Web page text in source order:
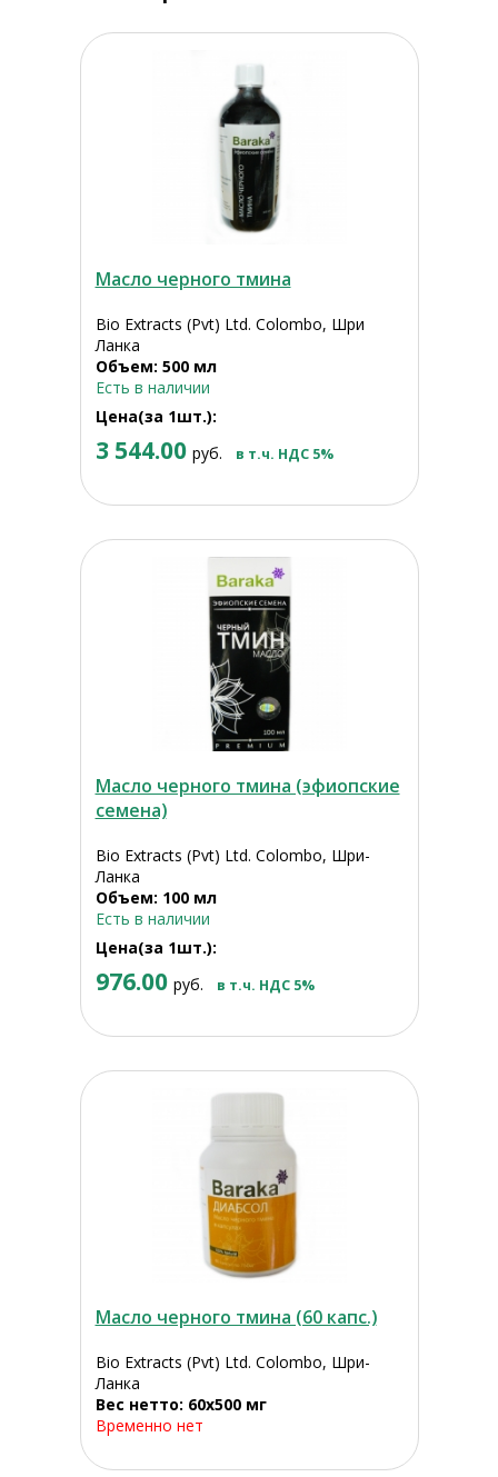
Масло черного тмина
Bio Extracts (Pvt) Ltd. Colombo, Шри
Ланка
Объем: 500 мл
Есть в наличии
Цена(за 1шт.):
3 544.00 руб. в т.ч. НДС 5%
Масло черного тмина (эфиопские
семена)
Bio Extracts (Pvt) Ltd. Colombo, Шри-
Ланка
Объем: 100 мл
Есть в наличии
Цена(за 1шт.):
976.00 руб. в т.ч. НДС 5%
Масло черного тмина (60 капс.)
Bio Extracts (Pvt) Ltd. Colombo, Шри-
Ланка
Вес нетто: 60х500 мг
Временно нет